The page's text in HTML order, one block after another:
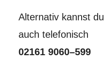
Alternativ kannst du
auch telefonisch
02161 9060–599